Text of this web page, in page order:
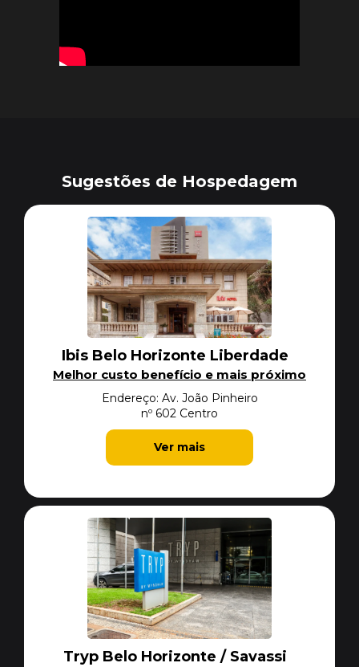
Sugestões de Hospedagem
Ibis Belo Horizonte Liberdade
Melhor custo benefício e mais próximo
Endereço: Av. João Pinheiro
nº 602 Centro
Ver mais
Tryp Belo Horizonte / Savassi